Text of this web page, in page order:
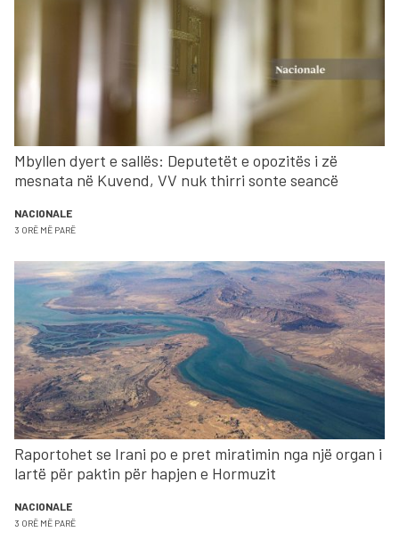
Mbyllen dyert e sallës: Deputetët e opozitës i zë
mesnata në Kuvend, VV nuk thirri sonte seancë
NACIONALE
3 ORË MË PARË
Raportohet se Irani po e pret miratimin nga një organ i
lartë për paktin për hapjen e Hormuzit
NACIONALE
3 ORË MË PARË